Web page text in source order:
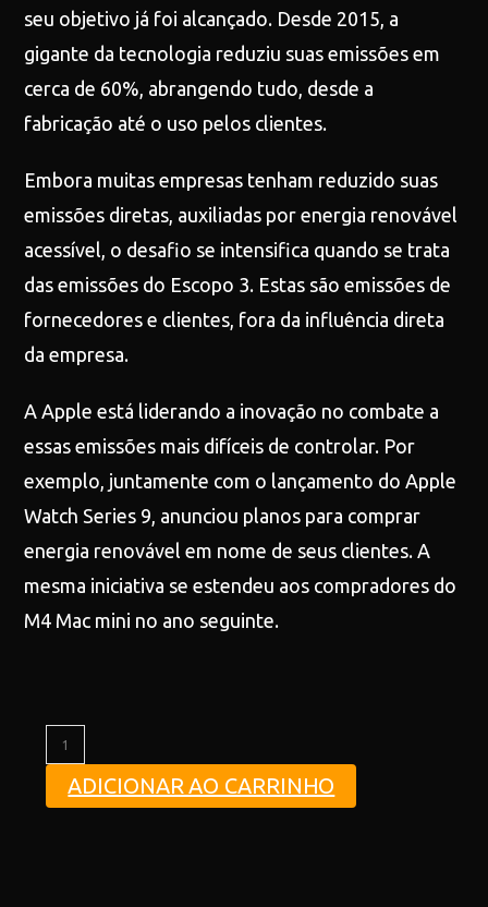
seu objetivo já foi alcançado. Desde 2015, a
gigante da tecnologia reduziu suas emissões em
cerca de 60%, abrangendo tudo, desde a
fabricação até o uso pelos clientes.
Embora muitas empresas tenham reduzido suas
emissões diretas, auxiliadas por energia renovável
acessível, o desafio se intensifica quando se trata
das emissões do Escopo 3. Estas são emissões de
fornecedores e clientes, fora da influência direta
da empresa.
A Apple está liderando a inovação no combate a
essas emissões mais difíceis de controlar. Por
exemplo, juntamente com o lançamento do Apple
Watch Series 9, anunciou planos para comprar
energia renovável em nome de seus clientes. A
mesma iniciativa se estendeu aos compradores do
M4 Mac mini no ano seguinte.
ADICIONAR AO CARRINHO